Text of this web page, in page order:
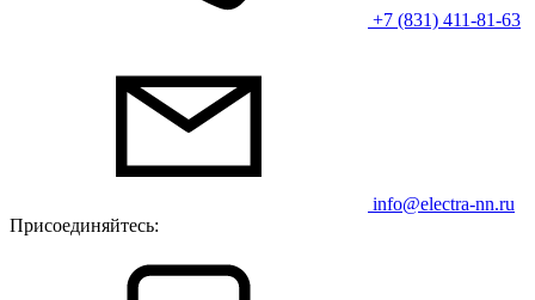
+7 (831) 411-81-63
info@electra-nn.ru
Присоединяйтесь: